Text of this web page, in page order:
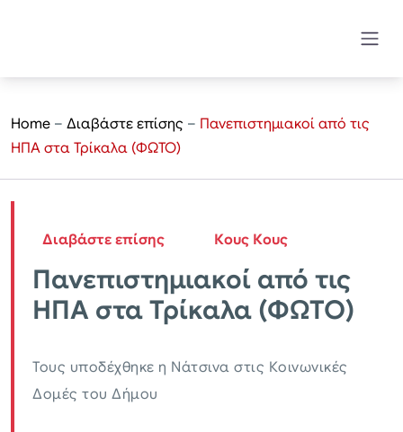
Home – Διαβάστε επίσης – Πανεπιστημιακοί από τις
ΗΠΑ στα Τρίκαλα (ΦΩΤΟ)
Διαβάστε επίσης Κους Κους
Πανεπιστημιακοί από τις
ΗΠΑ στα Τρίκαλα (ΦΩΤΟ)
Τους υποδέχθηκε η Νάτσινα στις Κοινωνικές
Δομές του Δήμου